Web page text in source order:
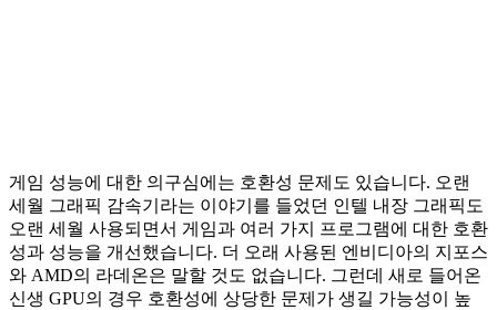
게임 성능에 대한 의구심에는 호환성 문제도 있습니다. 오랜
세월 그래픽 감속기라는 이야기를 들었던 인텔 내장 그래픽도
오랜 세월 사용되면서 게임과 여러 가지 프로그램에 대한 호환
성과 성능을 개선했습니다. 더 오래 사용된 엔비디아의 지포스
와 AMD의 라데온은 말할 것도 없습니다. 그런데 새로 들어온
신생 GPU의 경우 호환성에 상당한 문제가 생길 가능성이 높